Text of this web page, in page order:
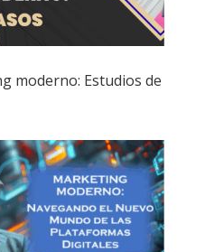
moderno: Estudios de